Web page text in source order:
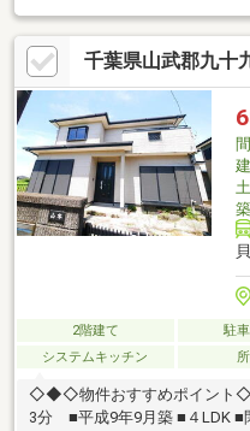
しています！！◆気になる物
早くわかって便利な『お気に
千葉県山武郡九十
2階建て 駐
システムキッチン
◇◆◇物件おすすめポイント
3分 ■平成9年9月築 ■４LDK ■閑静な立地 ■駐